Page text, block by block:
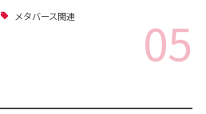
メタバース関連 05